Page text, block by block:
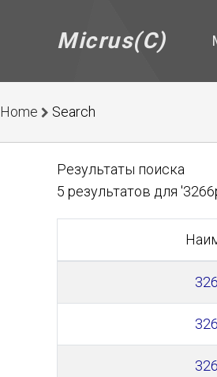
Micrus(C)
Home Search
Результаты поиска
5 результатов для